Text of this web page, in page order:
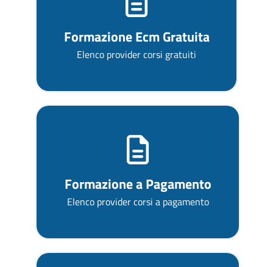
Formazione Ecm Gratuita
Elenco provider corsi gratuiti
Formazione a Pagamento
Elenco provider corsi a pagamento